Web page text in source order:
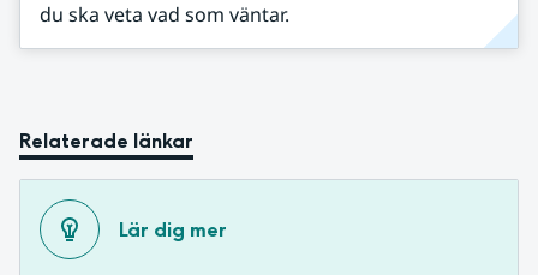
du ska veta vad som väntar.
Relaterade länkar
Lär dig mer